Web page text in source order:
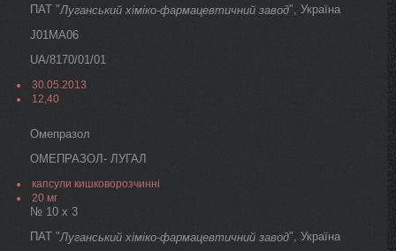
ПАТ "Луганський хіміко-фармацевтичний завод", Україна
J01MA06
UA/8170/01/01
30.05.2013
12,40
Омепразол
ОМЕПРАЗОЛ- ЛУГАЛ
капсули кишковорозчинні
20 мг
№ 10 х 3
ПАТ "Луганський хіміко-фармацевтичний завод", Україна